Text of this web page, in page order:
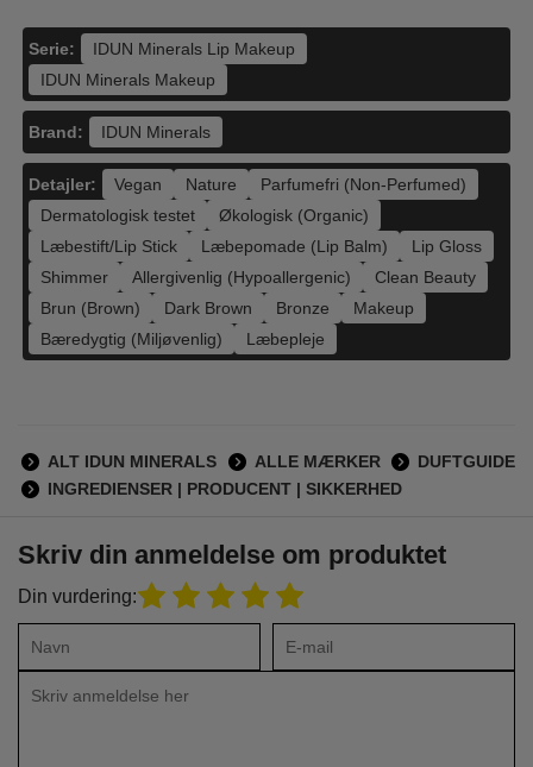
Serie:
IDUN Minerals Lip Makeup
IDUN Minerals Makeup
Brand: IDUN Minerals
Detajler: Vegan Nature
Parfumefri (Non-Perfumed)
Dermatologisk testet
Økologisk (Organic)
Læbestift/Lip Stick
Læbepomade (Lip Balm)
Lip Gloss
Shimmer
Allergivenlig (Hypoallergenic)
Clean Beauty
Brun (Brown)
Dark Brown Bronze
Makeup
Bæredygtig (Miljøvenlig)
Læbepleje
ALT IDUN MINERALS ALLE MÆRKER
DUFTGUIDE
INGREDIENSER | PRODUCENT | SIKKERHED
Skriv din anmeldelse om produktet
Din vurdering: